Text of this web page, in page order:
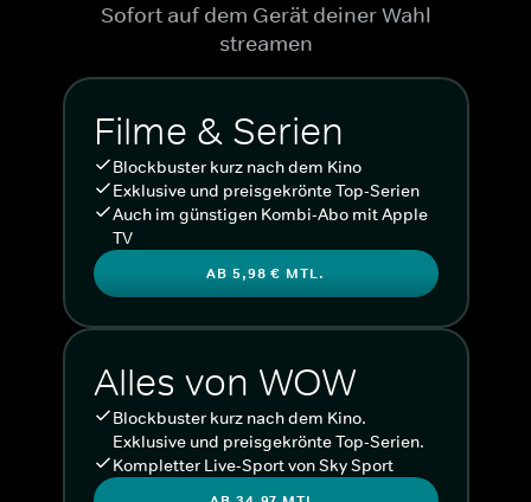
Sofort auf dem Gerät deiner Wahl
streamen
Filme & Serien
Blockbuster kurz nach dem Kino
Exklusive und preisgekrönte Top-Serien
Auch im günstigen Kombi-Abo mit Apple
TV
AB 5,98 € MTL.
Alles von WOW
Blockbuster kurz nach dem Kino.
Exklusive und preisgekrönte Top-Serien.
Kompletter Live-Sport von Sky Sport